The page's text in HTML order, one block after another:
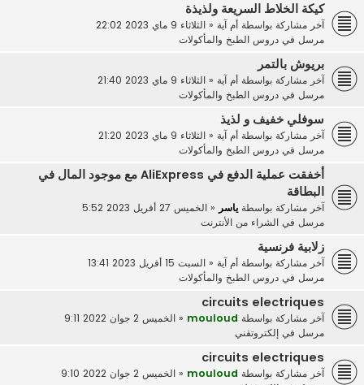
كيكة الخلاط السريعة ولذيذة
آخر مشاركة بواسطة أم آية« الثلاثاء 9 ماي 2023 22:02
مرسل في دروس الطبخ والمأكولات
بريوش بالتمر
آخر مشاركة بواسطة أم آية« الثلاثاء 9 ماي 2023 21:40
مرسل في دروس الطبخ والمأكولات
سوفلي خفيف و لذيذ
آخر مشاركة بواسطة أم آية« الثلاثاء 9 ماي 2023 21:20
مرسل في دروس الطبخ والمأكولات
أخفقت عملية الدفع في AliExpress مع موجود المال في
البطاقة
آخر مشاركة بواسطة ياسر« الخميس 27 أفريل 2023 5:52
مرسل في الشراء من الأنترنت
زلابية فرنسية
آخر مشاركة بواسطة أم آية« السبت 15 أفريل 2023 13:41
مرسل في دروس الطبخ والمأكولات
circuits electriques
آخر مشاركة بواسطة mouloud
« الخميس 2 جوان 2022 9:11
مرسل في إلكتروتقني
circuits electriques
آخر مشاركة بواسطة mouloud
« الخميس 2 جوان 2022 9:10